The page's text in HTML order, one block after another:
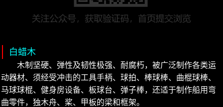
白蜡木
木制坚硬、弹性及韧性极强、耐腐朽，被广泛制作各类运
动器材、须经受冲击的工具手柄、球拍、棒球棒、曲棍球棒、
马球球棍、健身房设备、板球台、弹子棒，还适于制作船用弯
曲零件，独木舟、桨、甲板的梁和框架。